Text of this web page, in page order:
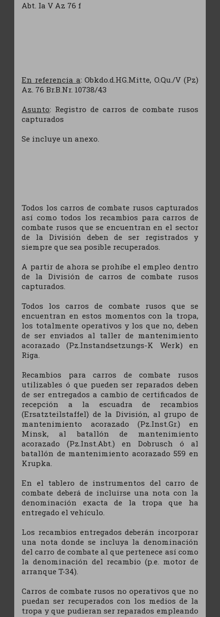
Abt. Ia V Az 76 f
En referencia a: Obkdo.d.HG.Mitte, O.Qu./V (Pz)
Az. 76 Br.B.Nr. 10738/43
Asunto: Registro de carros de combate rusos
capturados
Se incluye un anexo.
Todos los carros de combate rusos capturados
así como todos los recambios para carros de
combate rusos que se encuentran en el sector
de la División deben de ser registrados y
siempre que sea posible recuperados.
A partir de ahora se prohíbe el empleo dentro
de la División de carros de combate rusos
capturados.
Todos los carros de combate rusos que se
encuentran en estos momentos con la tropa,
los totalmente operativos y los que no, deben
de ser enviados al taller de mantenimiento
acorazado (Pz.Instandsetzungs-K Werk) en
Riga.
Recambios para carros de combate rusos
utilizables ó que pueden ser reparados deben
de ser entregados a cambio de certificados de
recepción a la escuadra de recambios
(Ersatzteilstaffel) de la División, al grupo de
mantenimiento acorazado (Pz.Inst.Gr.) en
Minsk, al batallón de mantenimiento
acorazado (Pz.Inst.Abt.) en Dobrusch ó al
batallón de mantenimiento acorazado 559 en
Krupka.
En el tablero de instrumentos del carro de
combate deberá de incluirse una nota con la
denominación exacta de la tropa que ha
entregado el vehículo.
Los recambios entregados deberán incorporar
una nota donde se incluya la denominación
del carro de combate al que pertenece así como
la denominación del recambio (p.e. motor de
arranque T-34).
Carros de combate rusos no operativos que no
puedan ser recuperados con los medios de la
tropa y que pudieran ser reparados empleando